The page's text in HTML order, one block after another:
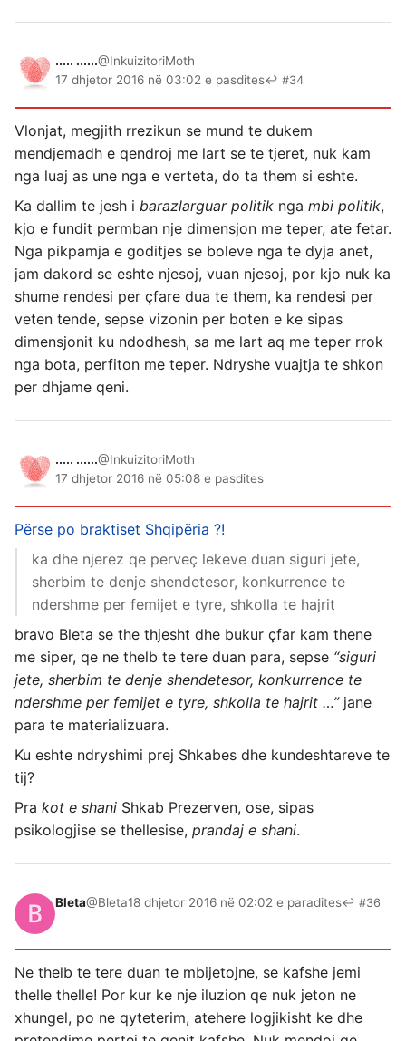
..... ......@InkuizitoriMoth
17 dhjetor 2016 në 03:02 e pasdites↩ #34
Vlonjat, megjith rrezikun se mund te dukem
mendjemadh e qendroj me lart se te tjeret, nuk kam
nga luaj as une nga e verteta, do ta them si eshte.
Ka dallim te jesh i barazlarguar politik nga mbi politik,
kjo e fundit permban nje dimensjon me teper, ate fetar.
Nga pikpamja e goditjes se boleve nga te dyja anet,
jam dakord se eshte njesoj, vuan njesoj, por kjo nuk ka
shume rendesi per çfare dua te them, ka rendesi per
veten tende, sepse vizonin per boten e ke sipas
dimensjonit ku ndodhesh, sa me lart aq me teper rrok
nga bota, perfiton me teper. Ndryshe vuajtja te shkon
per dhjame qeni.
..... ......@InkuizitoriMoth
17 dhjetor 2016 në 05:08 e pasdites
Përse po braktiset Shqipëria ?!
ka dhe njerez qe perveç lekeve duan siguri jete,
sherbim te denje shendetesor, konkurrence te
ndershme per femijet e tyre, shkolla te hajrit
bravo Bleta se the thjesht dhe bukur çfar kam thene
me siper, qe ne thelb te tere duan para, sepse “siguri
jete, sherbim te denje shendetesor, konkurrence te
ndershme per femijet e tyre, shkolla te hajrit …”jane
para te materializuara.
Ku eshte ndryshimi prej Shkabes dhe kundeshtareve te
tij?
Pra kot e shani Shkab Prezerven, ose, sipas
psikologjise se thellesise, prandaj e shani.
Bleta@Bleta18 dhjetor 2016 në 02:02 e paradites↩ #36
Ne thelb te tere duan te mbijetojne, se kafshe jemi
thelle thelle! Por kur ke nje iluzion qe nuk jeton ne
xhungel, po ne qyteterim, atehere logjikisht ke dhe